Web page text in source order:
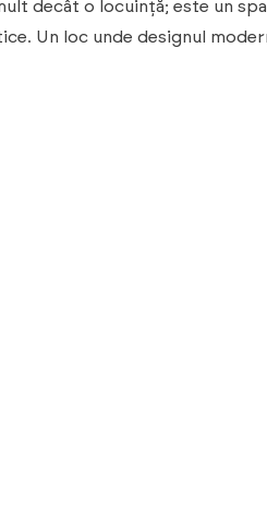
decât o locuință; este un
Un loc unde designul